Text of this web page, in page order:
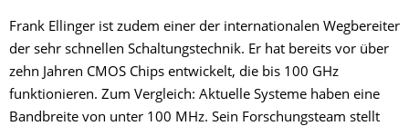
Frank Ellinger ist zudem einer der internationalen Wegbereiter
der sehr schnellen Schaltungstechnik. Er hat bereits vor über
zehn Jahren CMOS Chips entwickelt, die bis 100 GHz
funktionieren. Zum Vergleich: Aktuelle Systeme haben eine
Bandbreite von unter 100 MHz. Sein Forschungsteam stellt